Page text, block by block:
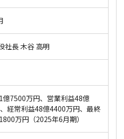
社長 木谷 高明
億7500万円、営業利益48億
経常利益48億4400万円、最終
万円（2025年6月期）